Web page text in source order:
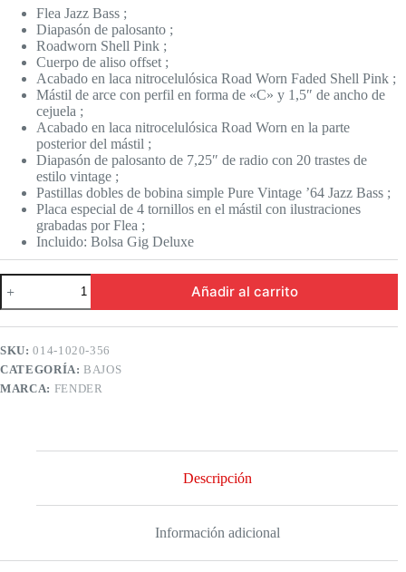
Flea Jazz Bass ;
Diapasón de palosanto ;
Roadworn Shell Pink ;
Cuerpo de aliso offset ;
Acabado en laca nitrocelulósica Road Worn Faded Shell Pink ;
Mástil de arce con perfil en forma de «C» y 1,5″ de ancho de
cejuela ;
Acabado en laca nitrocelulósica Road Worn en la parte
posterior del mástil ;
Diapasón de palosanto de 7,25″ de radio con 20 trastes de
estilo vintage ;
Pastillas dobles de bobina simple Pure Vintage ’64 Jazz Bass ;
Placa especial de 4 tornillos en el mástil con ilustraciones
grabadas por Flea ;
Incluido: Bolsa Gig Deluxe
Fender
Bajo
eléctrico
Jazz
Bass
cantidad
Añadir al carrito
SKU:014-1020-356
CATEGORÍA:BAJOS
MARCA: FENDER
Descripción
Información adicional